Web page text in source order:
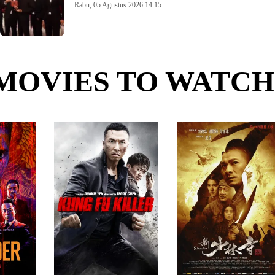
Rabu, 05 Agustus 2026 14:15
TO WATCH